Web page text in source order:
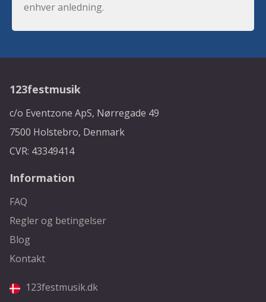
enhver anledning.
123festmusik
c/o Eventzone ApS, Nørregade 49
7500 Holstebro, Denmark
CVR: 43349414
Information
FAQ
Regler og betingelser
Blog
Kontakt
123festmusik.dk